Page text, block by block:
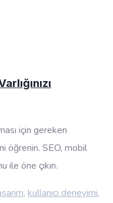
için gereken
öğrenin. SEO, mobil
ile öne çıkın.
, kullanıcı deneyimi,